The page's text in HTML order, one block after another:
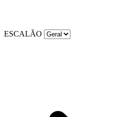
ESCALÃO